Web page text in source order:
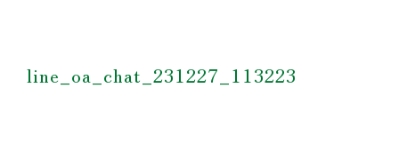
line_oa_chat_231227_113223